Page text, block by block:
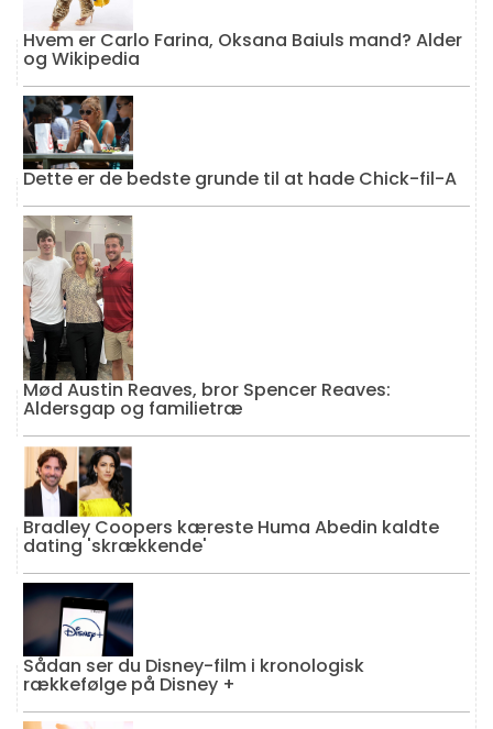
Hvem er Carlo Farina, Oksana Baiuls mand? Alder
og Wikipedia
Dette er de bedste grunde til at hade Chick-fil-A
Mød Austin Reaves, bror Spencer Reaves:
Aldersgap og familietræ
Bradley Coopers kæreste Huma Abedin kaldte
dating 'skrækkende'
Sådan ser du Disney-film i kronologisk
rækkefølge på Disney +